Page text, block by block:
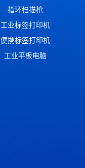
指环扫描枪
工业标签打印机
便携标签打印机
工业平板电脑